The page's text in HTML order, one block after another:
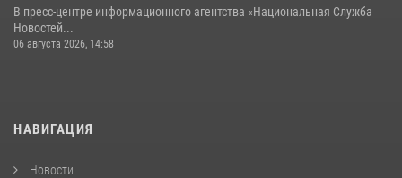
В пресс-центре информационного агентства «Национальная Служба
Новостей...
06 августа 2026, 14:58
НАВИГАЦИЯ
Новости